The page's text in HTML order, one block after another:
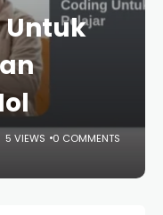
Untuk
5 VIEWS 0 COMMENTS